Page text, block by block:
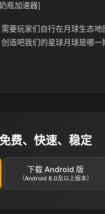
瓶加速器]
要玩家们自行在月球生态
造吧我们的星球月球是哪一
费、快速、稳定
下载 Android 版
（Android 8.0及以上版本）